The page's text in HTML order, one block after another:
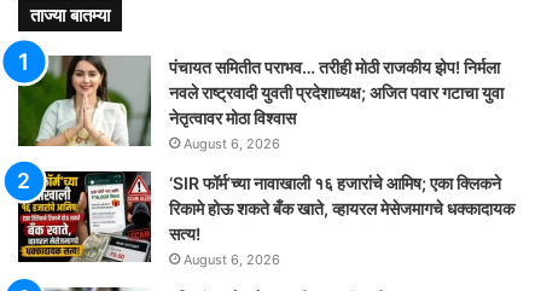
ताज्या बातम्या
पंचायत समितीत पराभव… तरीही मोठी राजकीय झेप! निर्मला
नवले राष्ट्रवादी युवती प्रदेशाध्यक्ष; अजित पवार गटाचा युवा
नेतृत्वावर मोठा विश्वास
August 6, 2026
‘SIR फॉर्म’च्या नावाखाली १६ हजारांचे आमिष; एका क्लिकने
रिकामे होऊ शकते बँक खाते, व्हायरल मेसेजमागचे धक्कादायक
सत्य!
August 6, 2026